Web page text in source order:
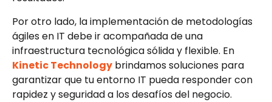
Por otro lado, la implementación de metodologías
ágiles en IT debe ir acompañada de una
infraestructura tecnológica sólida y flexible. En
Kinetic Technology brindamos soluciones para
garantizar que tu entorno IT pueda responder con
rapidez y seguridad a los desafíos del negocio.